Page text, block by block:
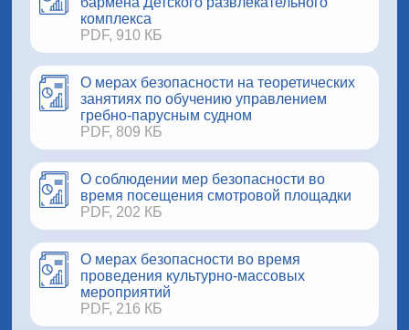
комплекса
PDF, 910 КБ
О мерах безопасности на теоретических
занятиях по обучению управлением
гребно-парусным судном
PDF, 809 КБ
О соблюдении мер безопасности во
время посещения смотровой площадки
PDF, 202 КБ
О мерах безопасности во время
проведения культурно-массовых
мероприятий
PDF, 216 КБ